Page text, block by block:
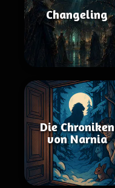
Changeling
Die Chroniken
von Narnia